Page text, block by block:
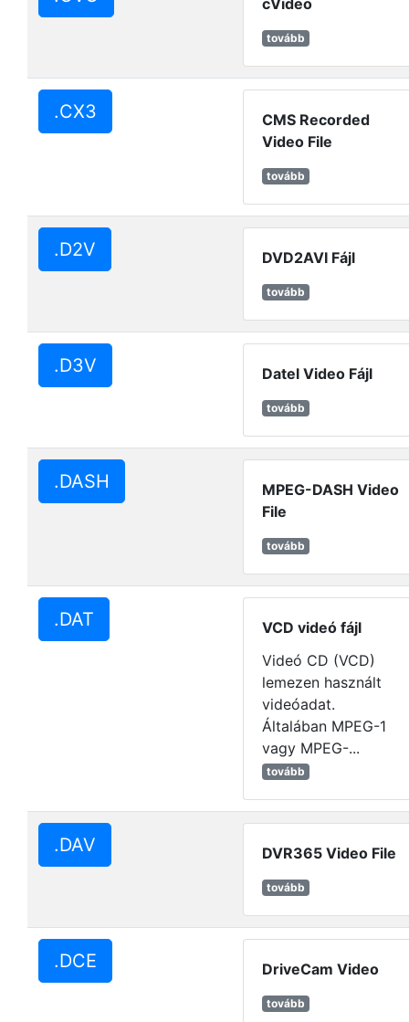
cVideo
tovább
.CX3
CMS Recorded
Video File
tovább
.D2V DVD2AVI Fájl
tovább
.D3V Datel Video Fájl
tovább
.DASH
MPEG-DASH Video
File
tovább
.DAT
VCD videó fájl
Videó CD (VCD)
lemezen használt
videóadat.
Általában MPEG-1
vagy MPEG-...
tovább
.DAV DVR365 Video File
tovább
.DCE DriveCam Video
tovább